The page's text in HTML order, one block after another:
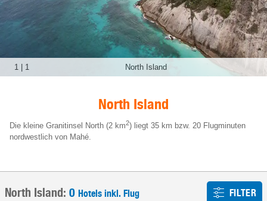
North Island
1 1
North Island
Die kleine Granitinsel North (2 km2) liegt 35 km bzw. 20 Flugminuten
nordwestlich von Mahé.
North Island: 0 Hotels inkl. Flug FILTER